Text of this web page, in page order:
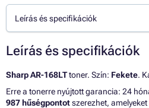
Leírás és specifikációk
Leírás és specifikációk
Sharp AR-168LTtoner. Szín: Fekete.
Erre a tonerre nyújtott garancia: 24
987 hűségpontotszerezhet,